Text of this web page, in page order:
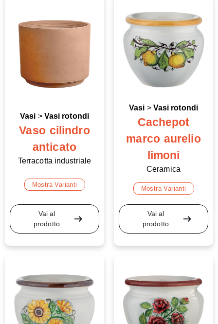
Vasi > Vasi rotondi
Vaso cilindro
anticato
Terracotta industriale
Mostra Varianti
Vai al
prodotto
arrow_right_alt
Vasi > Vasi rotondi
Cachepot
marco aurelio
limoni
Ceramica
Mostra Varianti
Vai al
prodotto
arrow_right_alt